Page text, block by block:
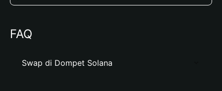
FAQ
Swap di Dompet Solana